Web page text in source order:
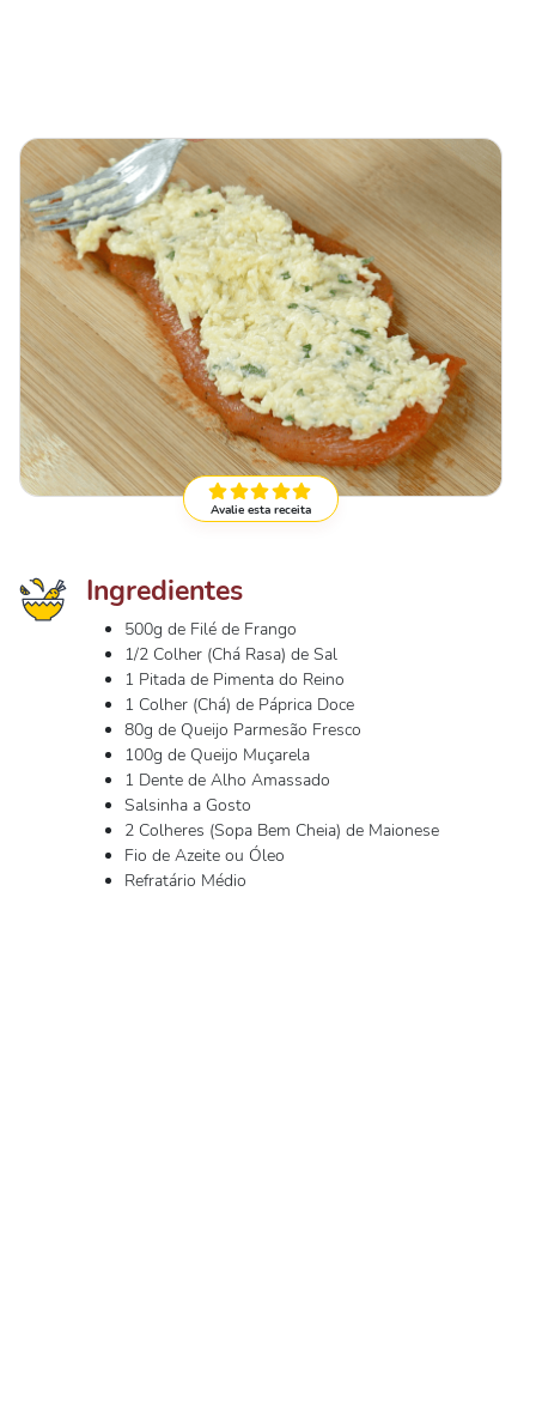
Avalie esta receita
Ingredientes
500g de Filé de Frango
1/2 Colher (Chá Rasa) de Sal
1 Pitada de Pimenta do Reino
1 Colher (Chá) de Páprica Doce
80g de Queijo Parmesão Fresco
100g de Queijo Muçarela
1 Dente de Alho Amassado
Salsinha a Gosto
2 Colheres (Sopa Bem Cheia) de Maionese
Fio de Azeite ou Óleo
Refratário Médio